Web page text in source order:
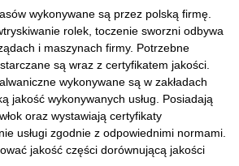
wykonywane są przez polską firmę.
rolek, toczenie sworzni odbywa
i maszynach firmy. Potrzebne
są wraz z certyfikatem jakości.
wykonywane są w zakładach
jakość wykonywanych usług. Posiadają
oraz wystawiają certyfikaty
usługi zgodnie z odpowiednimi normami.
jakość części dorównującą jakości